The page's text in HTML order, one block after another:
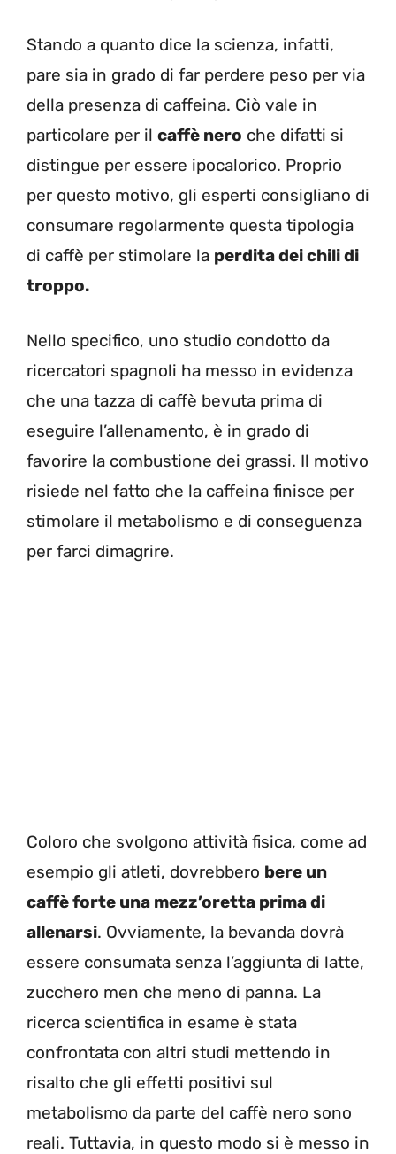
Stando a quanto dice la scienza, infatti,
pare sia in grado di far perdere peso per via
della presenza di caffeina. Ciò vale in
particolare per il caffè nero che difatti si
distingue per essere ipocalorico. Proprio
per questo motivo, gli esperti consigliano di
consumare regolarmente questa tipologia
di caffè per stimolare la perdita dei chili di
troppo.
Nello specifico, uno studio condotto da
ricercatori spagnoli ha messo in evidenza
che una tazza di caffè bevuta prima di
eseguire l’allenamento, è in grado di
favorire la combustione dei grassi. Il motivo
risiede nel fatto che la caffeina finisce per
stimolare il metabolismo e di conseguenza
per farci dimagrire.
Coloro che svolgono attività fisica, come ad
esempio gli atleti, dovrebbero bere un
caffè forte una mezz’oretta prima di
allenarsi. Ovviamente, la bevanda dovrà
essere consumata senza l’aggiunta di latte,
zucchero men che meno di panna. La
ricerca scientifica in esame è stata
confrontata con altri studi mettendo in
risalto che gli effetti positivi sul
metabolismo da parte del caffè nero sono
reali. Tuttavia, in questo modo si è messo in